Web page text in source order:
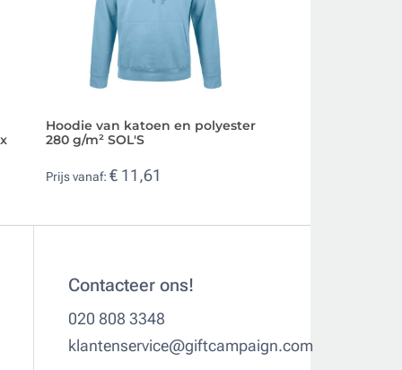
Hoodie van katoen en polyester
280 g/m² SOL'S
Prijs vanaf: € 11,61
Contacteer ons!
020 808 3348
klantenservice@giftcampaign.com